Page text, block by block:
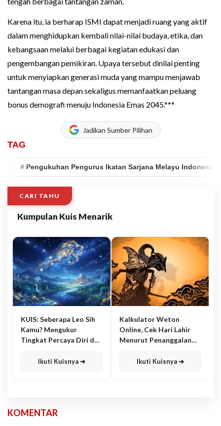
Karena itu, ia berharap ISMI dapat menjadi ruang yang aktif
dalam menghidupkan kembali nilai-nilai budaya, etika, dan
kebangsaan melalui berbagai kegiatan edukasi dan
pengembangan pemikiran. Upaya tersebut dinilai penting
untuk menyiapkan generasi muda yang mampu menjawab
tantangan masa depan sekaligus memanfaatkan peluang
bonus demografi menuju Indonesia Emas 2045.***
Jadikan Sumber Pilihan
TAG
# Pengukuhan Pengurus Ikatan Sarjana Melayu Indonesia
CARI TAHU
Kumpulan Kuis Menarik
KUIS: Seberapa Leo Sih
Kamu? Mengukur
Tingkat Percaya Diri dan
Ikuti Kuisnya ➔
Kalkulator Weton
Online, Cek Hari Lahir
Menurut Penanggalan
Ikuti Kuisnya ➔
KOMENTAR